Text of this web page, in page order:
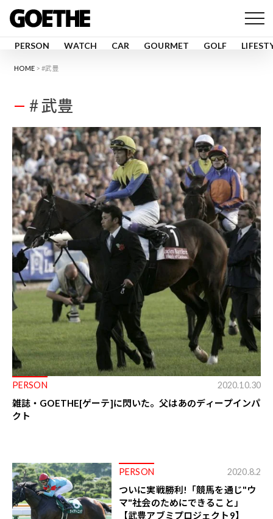
PERSON WATCH CAR GOURMET GOLF
HOME #武豊
# 武豊
PERSON 2020.10.30
雑誌・GOETHE[ゲーテ]に閃いた。父はあのディープインパ
クト
PERSON 2020.8.2
ついに実戦勝利!「競馬を通じ"ウ
マ"社会のためにできること」
【武豊アブミプロジェクト9】